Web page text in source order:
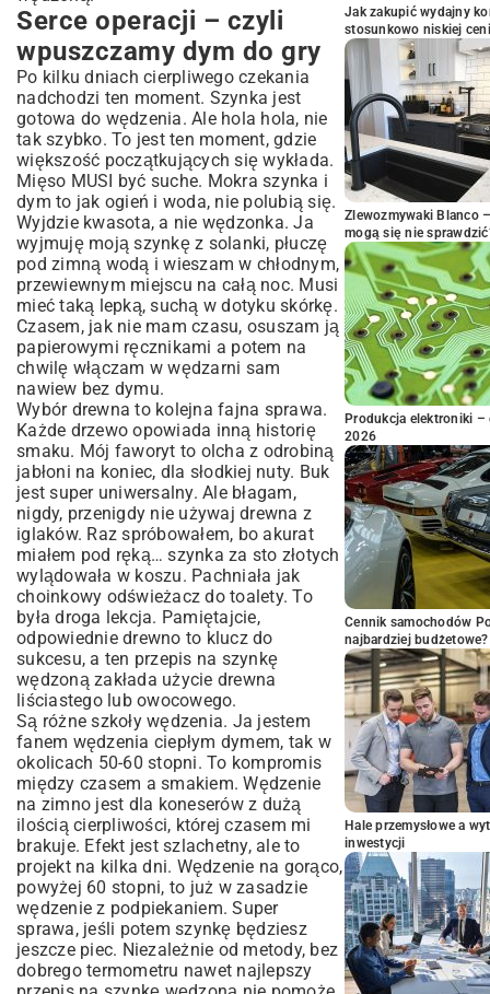
Serce operacji – czyli
wpuszczamy dym do gry
Po kilku dniach cierpliwego czekania
nadchodzi ten moment. Szynka jest
gotowa do wędzenia. Ale hola hola, nie
tak szybko. To jest ten moment, gdzie
większość początkujących się wykłada.
Mięso MUSI być suche. Mokra szynka i
dym to jak ogień i woda, nie polubią się.
Wyjdzie kwasota, a nie wędzonka. Ja
wyjmuję moją szynkę z solanki, płuczę
pod zimną wodą i wieszam w chłodnym,
przewiewnym miejscu na całą noc. Musi
mieć taką lepką, suchą w dotyku skórkę.
Czasem, jak nie mam czasu, osuszam ją
papierowymi ręcznikami a potem na
chwilę włączam w wędzarni sam
nawiew bez dymu.
Wybór drewna to kolejna fajna sprawa.
Każde drzewo opowiada inną historię
smaku. Mój faworyt to olcha z odrobiną
jabłoni na koniec, dla słodkiej nuty. Buk
jest super uniwersalny. Ale błagam,
nigdy, przenigdy nie używaj drewna z
iglaków. Raz spróbowałem, bo akurat
miałem pod ręką… szynka za sto złotych
wylądowała w koszu. Pachniała jak
choinkowy odświeżacz do toalety. To
była droga lekcja. Pamiętajcie,
odpowiednie drewno to klucz do
sukcesu, a ten przepis na szynkę
wędzoną zakłada użycie drewna
liściastego lub owocowego.
Są różne szkoły wędzenia. Ja jestem
fanem wędzenia ciepłym dymem, tak w
okolicach 50-60 stopni. To kompromis
między czasem a smakiem. Wędzenie
na zimno jest dla koneserów z dużą
ilością cierpliwości, której czasem mi
brakuje. Efekt jest szlachetny, ale to
projekt na kilka dni. Wędzenie na gorąco,
powyżej 60 stopni, to już w zasadzie
wędzenie z podpiekaniem. Super
sprawa, jeśli potem szynkę będziesz
jeszcze piec. Niezależnie od metody, bez
dobrego termometru nawet najlepszy
Jak zakupić wydajny
stosunkowo niskiej
Zlewozmywaki Blanco
mogą się nie
Produkcja elektroniki –
2026
Cennik samochodów
najbardziej budżetowe?
Hale przemysłowe a
inwestycji